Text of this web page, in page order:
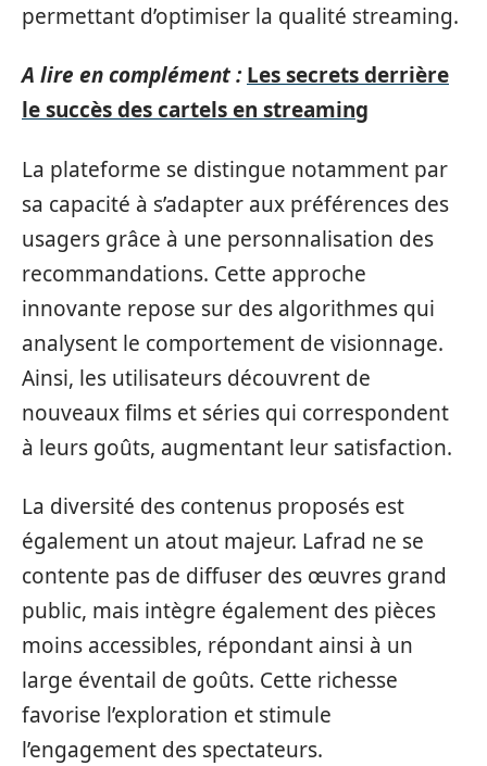
permettant d’optimiser la qualité streaming.
A lire en complément : Les secrets derrière
le succès des cartels en streaming
La plateforme se distingue notamment par
sa capacité à s’adapter aux préférences des
usagers grâce à une personnalisation des
recommandations. Cette approche
innovante repose sur des algorithmes qui
analysent le comportement de visionnage.
Ainsi, les utilisateurs découvrent de
nouveaux films et séries qui correspondent
à leurs goûts, augmentant leur satisfaction.
La diversité des contenus proposés est
également un atout majeur. Lafrad ne se
contente pas de diffuser des œuvres grand
public, mais intègre également des pièces
moins accessibles, répondant ainsi à un
large éventail de goûts. Cette richesse
favorise l’exploration et stimule
l’engagement des spectateurs.